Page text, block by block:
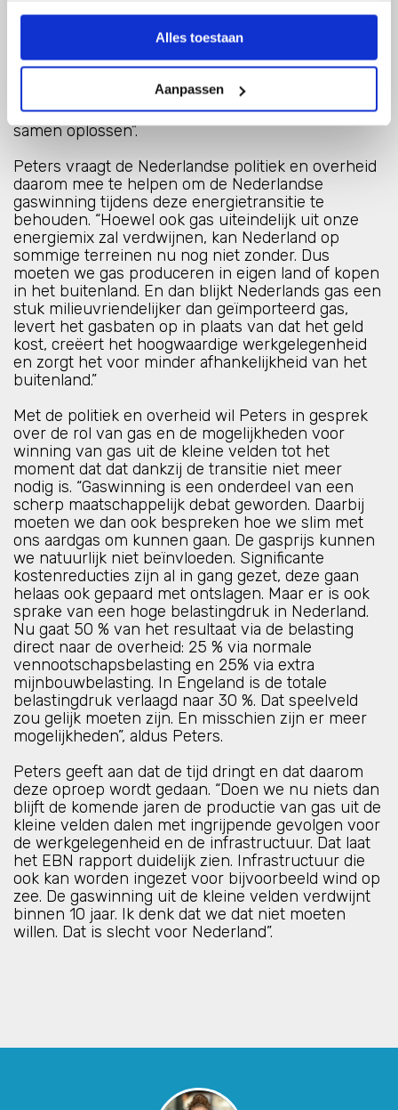
Alles toestaan
Aanpassen
en ook de Toekomstvisie van Natuur en Milieu, dat
de Nederlandse doelstellingen in het
Klimaatdoelstellingen niet zonder de inzet van gas
te bereiken. Dat dilemma kunnen we alleen maar
samen oplossen”.
Peters vraagt de Nederlandse politiek en overheid
daarom mee te helpen om de Nederlandse
gaswinning tijdens deze energietransitie te
behouden. “Hoewel ook gas uiteindelijk uit onze
energiemix zal verdwijnen, kan Nederland op
sommige terreinen nu nog niet zonder. Dus
moeten we gas produceren in eigen land of kopen
in het buitenland. En dan blijkt Nederlands gas een
stuk milieuvriendelijker dan geïmporteerd gas,
levert het gasbaten op in plaats van dat het geld
kost, creëert het hoogwaardige werkgelegenheid
en zorgt het voor minder afhankelijkheid van het
buitenland.”
Met de politiek en overheid wil Peters in gesprek
over de rol van gas en de mogelijkheden voor
winning van gas uit de kleine velden tot het
moment dat dat dankzij de transitie niet meer
nodig is. “Gaswinning is een onderdeel van een
scherp maatschappelijk debat geworden. Daarbij
moeten we dan ook bespreken hoe we slim met
ons aardgas om kunnen gaan. De gasprijs kunnen
we natuurlijk niet beïnvloeden. Significante
kostenreducties zijn al in gang gezet, deze gaan
helaas ook gepaard met ontslagen. Maar er is ook
sprake van een hoge belastingdruk in Nederland.
Nu gaat 50 % van het resultaat via de belasting
direct naar de overheid: 25 % via normale
vennootschapsbelasting en 25% via extra
mijnbouwbelasting. In Engeland is de totale
belastingdruk verlaagd naar 30 %. Dat speelveld
zou gelijk moeten zijn. En misschien zijn er meer
mogelijkheden”, aldus Peters.
Peters geeft aan dat de tijd dringt en dat daarom
deze oproep wordt gedaan. “Doen we nu niets dan
blijft de komende jaren de productie van gas uit de
kleine velden dalen met ingrijpende gevolgen voor
de werkgelegenheid en de infrastructuur. Dat laat
het EBN rapport duidelijk zien. Infrastructuur die
ook kan worden ingezet voor bijvoorbeeld wind op
zee. De gaswinning uit de kleine velden verdwijnt
binnen 10 jaar. Ik denk dat we dat niet moeten
willen. Dat is slecht voor Nederland”.